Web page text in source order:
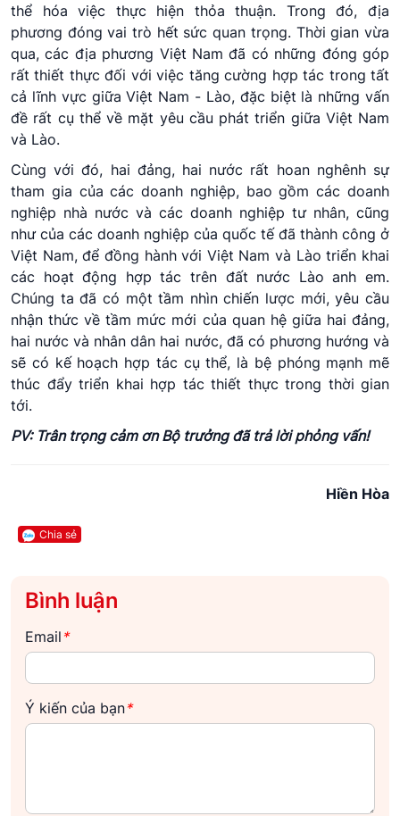
thể hóa việc thực hiện thỏa thuận. Trong đó, địa
phương đóng vai trò hết sức quan trọng. Thời gian vừa
qua, các địa phương Việt Nam đã có những đóng góp
rất thiết thực đối với việc tăng cường hợp tác trong tất
cả lĩnh vực giữa Việt Nam - Lào, đặc biệt là những vấn
đề rất cụ thể về mặt yêu cầu phát triển giữa Việt Nam
và Lào.
Cùng với đó, hai đảng, hai nước rất hoan nghênh sự
tham gia của các doanh nghiệp, bao gồm các doanh
nghiệp nhà nước và các doanh nghiệp tư nhân, cũng
như của các doanh nghiệp của quốc tế đã thành công ở
Việt Nam, để đồng hành với Việt Nam và Lào triển khai
các hoạt động hợp tác trên đất nước Lào anh em.
Chúng ta đã có một tầm nhìn chiến lược mới, yêu cầu
nhận thức về tầm mức mới của quan hệ giữa hai đảng,
hai nước và nhân dân hai nước, đã có phương hướng và
sẽ có kế hoạch hợp tác cụ thể, là bệ phóng mạnh mẽ
thúc đẩy triển khai hợp tác thiết thực trong thời gian
tới.
PV: Trân trọng cảm ơn Bộ trưởng đã trả lời phỏng vấn!
Hiền Hòa
Chia sẻ
Bình luận
Email *
Ý kiến của bạn*